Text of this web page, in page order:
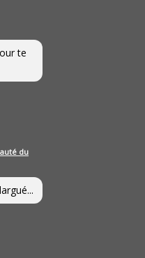
te
du